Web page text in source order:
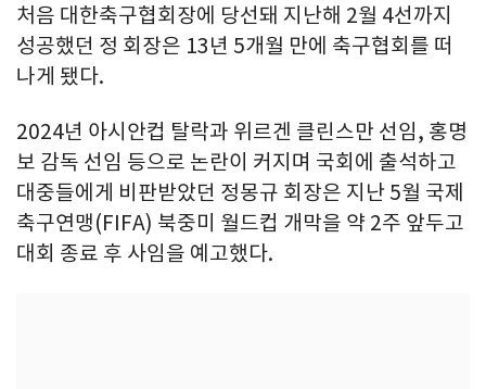
처음 대한축구협회장에 당선돼 지난해 2월 4선까지
성공했던 정 회장은 13년 5개월 만에 축구협회를 떠
나게 됐다.
2024년 아시안컵 탈락과 위르겐 클린스만 선임, 홍명
보 감독 선임 등으로 논란이 커지며 국회에 출석하고
대중들에게 비판받았던 정몽규 회장은 지난 5월 국제
축구연맹(FIFA) 북중미 월드컵 개막을 약 2주 앞두고
대회 종료 후 사임을 예고했다.